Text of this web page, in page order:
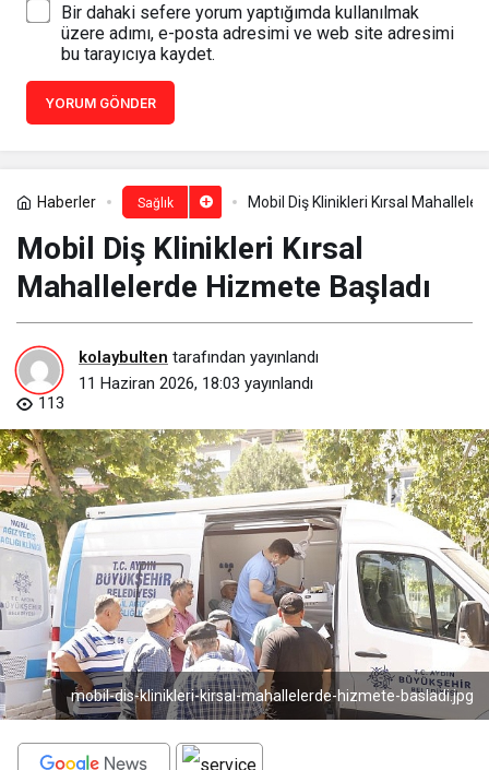
Bir dahaki sefere yorum yaptığımda kullanılmak
üzere adımı, e-posta adresimi ve web site adresimi
bu tarayıcıya kaydet.
YORUM GÖNDER
Haberler Sağlık Mobil Diş Klinikleri Kırsal
Mobil Diş Klinikleri Kırsal
Mahallelerde Hizmete Başladı
kolaybulten tarafından yayınlandı
11 Haziran 2026, 18:03 yayınlandı
113
mobil-dis-klinikleri-kirsal-mahallelerde-hizmete-basladi.jpg